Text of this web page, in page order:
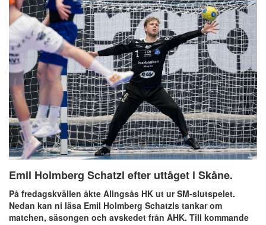
Emil Holmberg Schatzl efter uttåget i Skåne.
På fredagskvällen åkte Alingsås HK ut ur SM-slutspelet.
Nedan kan ni läsa Emil Holmberg Schatzls tankar om
matchen, säsongen och avskedet från AHK. Till kommande